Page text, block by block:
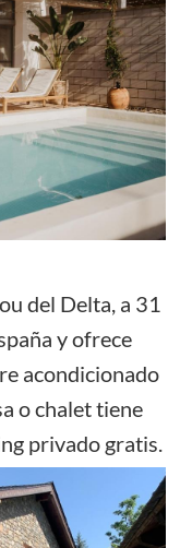
del Delta, a 31
y ofrece
acondicionado
o chalet tiene
privado gratis.